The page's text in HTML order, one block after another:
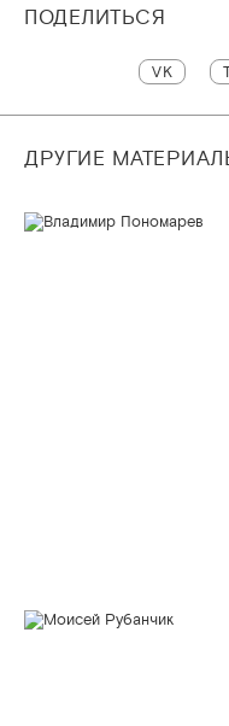
ПОДЕЛИТЬСЯ
VK
ДРУГИЕ